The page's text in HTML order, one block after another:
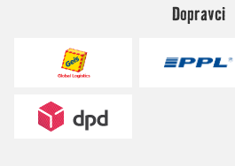
Dopravci